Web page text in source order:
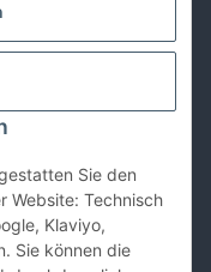
Sie den
Website: Technisch
Klaviyo,
Sie können die